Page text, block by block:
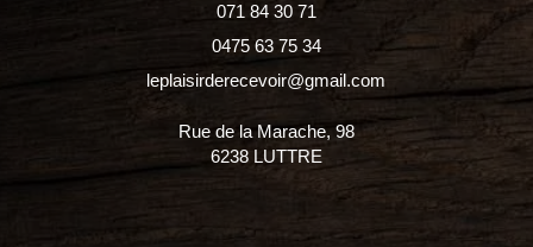
071 84 30 71
0475 63 75 34
leplaisirderecevoir@gmail.com
Rue de la Marache, 98
6238 LUTTRE